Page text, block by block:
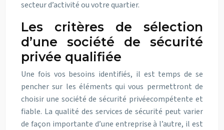
secteur d’activité ou votre quartier.
Les critères de sélection
d’une société de sécurité
privée qualifiée
Une fois vos besoins identifiés, il est temps de se
pencher sur les éléments qui vous permettront de
choisir une société de sécurité privéecompétente et
fiable. La qualité des services de sécurité peut varier
de façon importante d’une entreprise à l’autre, il est